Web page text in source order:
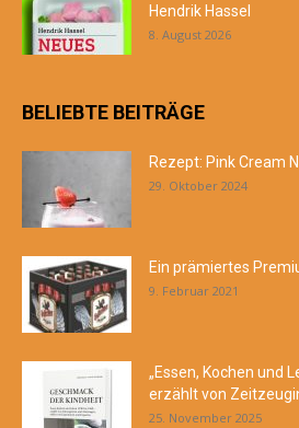
Hendrik Hassel
8. August 2026
BELIEBTE BEITRÄGE
Rezept: Pink Cream
29. Oktober 2024
Ein prämiertes
9. Februar 2021
„Essen, Kochen und
erzählt von
25. November 2025